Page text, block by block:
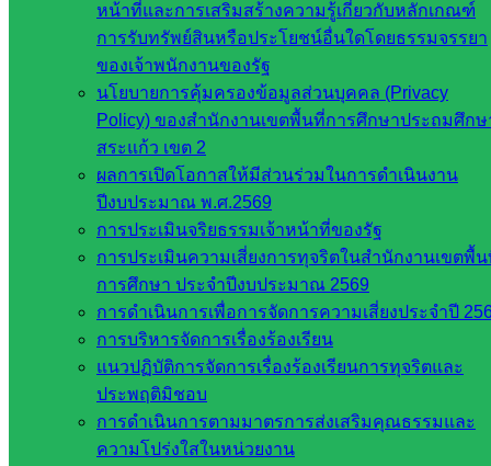
หน้าที่และการเสริมสร้างความรู้เกี่ยวกับหลักเกณฑ์
การรับทรัพย์สินหรือประโยชน์อื่นใดโดยธรรมจรรยา
ของเจ้าพนักงานของรัฐ
นโยบายการคุ้มครองข้อมูลส่วนบุคคล (Privacy
Policy) ของสำนักงานเขตพื้นที่การศึกษาประถมศึกษ
สระแก้ว เขต 2
ผลการเปิดโอกาสให้มีส่วนร่วมในการดำเนินงาน
ปีงบประมาณ พ.ศ.2569
การประเมินจริยธรรมเจ้าหน้าที่ของรัฐ
การประเมินความเสี่ยงการทุจริตในสำนักงานเขตพื้
การศึกษา ประจำปีงบประมาณ 2569
การดำเนินการเพื่อการจัดการความเสี่ยงประจำปี
การบริหารจัดการเรื่องร้องเรียน
แนวปฏิบัติการจัดการเรื่องร้องเรียนการทุจริตและ
ประพฤติมิชอบ
การดำเนินการตามมาตรการส่งเสริมคุณธรรมและ
ความโปร่งใสในหน่วยงาน
รายชื่อ
มหาวิทยาลัย
ประเทศไทย
เว็บไซต์
สำนักต่าง
สพฐ.
เว็บไซต์
สพม. ใน
สังกัด
สพฐ.
เว็บไซต์
สพป. ใน
สังกัด